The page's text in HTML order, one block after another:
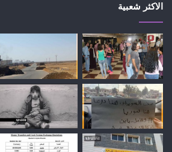
الاكثر شعبية